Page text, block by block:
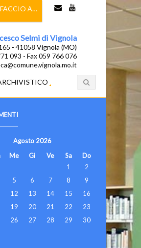
A…
Selmi di Vignola
- 41058 Vignola (MO)
093 - Fax 059 766 076
Agosto 2026
Me Gi Ve Sa
Do
1
2
5 6 7 8
9
12 13 14 15
16
19 20 21 22
23
26 27 28 29
30